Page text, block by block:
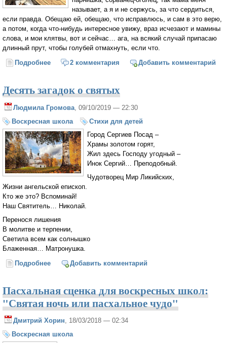
называет, а я и не сержусь, за что сердиться,
если правда. Обещаю ей, обещаю, что исправлюсь, и сам в это верю,
а потом, когда что-нибудь интересное увижу, враз исчезают и мамины
слова, и мои клятвы, вот и сейчас… ага, на всякий случай припасаю
длинный прут, чтобы голубей отмахнуть, если что.
Подробнее о Гурргу-мурр
2 комментария Добавить комментарий
Десять загадок о святых
Людмила Громова , 09/10/2019 — 22:30
Воскресная школа
Стихи для детей
Город Сергиев Посад –
Храмы золотом горят,
Жил здесь Господу угодный –
Инок Сергий… Преподобный.
Чудотворец Мир Ликийских,
Жизни ангельской епископ.
Кто же это? Вспоминай!
Наш Святитель… Николай.
Перенося лишения
В молитве и терпении,
Светила всем как солнышко
Блаженная… Матронушка.
Подробнее о Десять загадок о святых
Добавить комментарий
Пасхальная сценка для воскресных школ:
"Святая ночь или пасхальное чудо"
Дмитрий Хорин, 18/03/2018 — 02:34
Воскресная школа